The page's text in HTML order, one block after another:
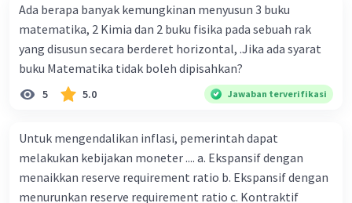
pemerintahan yang inklusif dan
representatif dapat memastikan
partisipasi yang adil dari semua kelompok
masyarakat, yang penting untuk
mendukung keutuhan negara.
Pembangunan Ekonomi: Bentuk negara,
pemerintahan yang efisien dan transparan
dapat mendukung pembangunan ekonomi
yang berkelanjutan dan merata, yang
merupakan aspek penting dari keutuhan
bahasa, dan budaya. Berdasarkan pernyataan tersebut,
apa yang dapat kalian lakukan untuk menjaga
keberagaman supaya terhindar dari konflik?
Ada berapa banyak kemungkinan menyusun 3 buku
matematika, 2 Kimia dan 2 buku fisika pada sebuah rak
yang disusun secara berderet horizontal, .Jika ada syarat
buku Matematika tidak boleh dipisahkan?
5 5.0 Jawaban terverifikasi
Untuk mengendalikan inflasi, pemerintah dapat
melakukan kebijakan moneter .... a. Ekspansif dengan
menaikkan reserve requirement ratio b. Ekspansif dengan
menurunkan reserve requirement ratio c. Kontraktif